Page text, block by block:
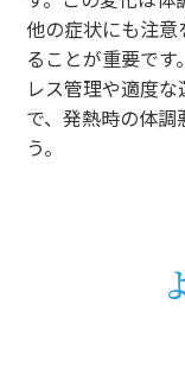
他の症状にも注
ることが重要で
レス管理や適度
で、発熱時の体
う。